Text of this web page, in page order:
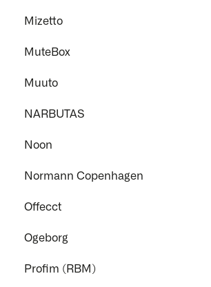
Mizetto
MuteBox
Muuto
NARBUTAS
Noon
Normann Copenhagen
Offecct
Ogeborg
Profim (RBM)